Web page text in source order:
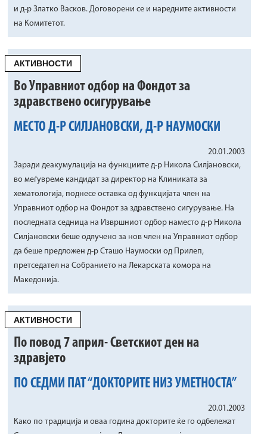
и д-р Златко Васков. Договорени се и наредните активности
на Комитетот.
АКТИВНОСТИ
Во Управниот одбор на Фондот за
здравствено осигурување
МЕСТО Д-Р СИЛЈАНОВСКИ, Д-Р НАУМОСКИ
20.01.2003
Заради деакумулација на функциите д-р Никола Силјановски,
во меѓувреме кандидат за директор на Клиниката за
хематологија, поднесе оставка од функцијата член на
Управниот одбор на Фондот за здравствено сигурување. На
последната седница на Извршниот одбор наместо д-р Никола
Силјановски беше одлучено за нов член на Управниот одбор
да беше предложен д-р Сташо Наумоски од Прилеп,
претседател на Собранието на Лекарската комора на
Македонија.
АКТИВНОСТИ
По повод 7 април- Светскиот ден на
здравјето
ПО СЕДМИ ПАТ “ДОКТОРИТЕ НИЗ УМЕТНОСТА”
20.01.2003
Како по традиција и оваа година докторите ќе го одбележат